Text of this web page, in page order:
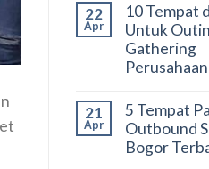
22
Apr
10 Tempat
Untuk
Gathering
Perusahaan
21
Apr
5 Tempat
Outbound
Bogor